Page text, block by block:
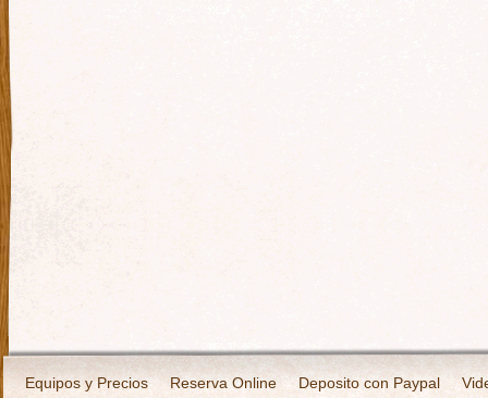
Equipos y Precios Reserva Online Deposito con Paypal